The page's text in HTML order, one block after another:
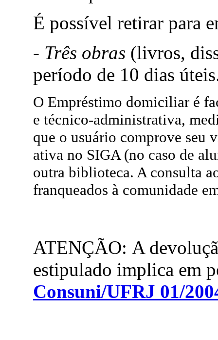
É possível retirar para
- Três obras (livros,
período de 10 dias
O Empréstimo domiciliar é
e técnico-administrativa,
que o usuário comprove seu
ativa no SIGA (no caso de
outra biblioteca. A consulta
franqueados à comunidade
ATENÇÃO: A
estipulado implica em
Consuni/UFRJ 01/